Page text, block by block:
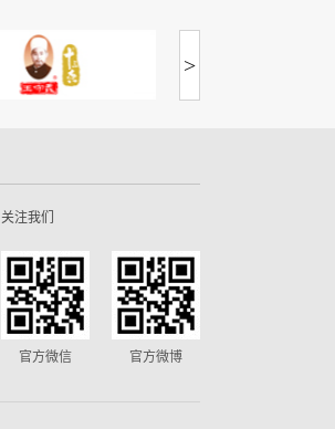
>
关注我们
官方微信 官方微博